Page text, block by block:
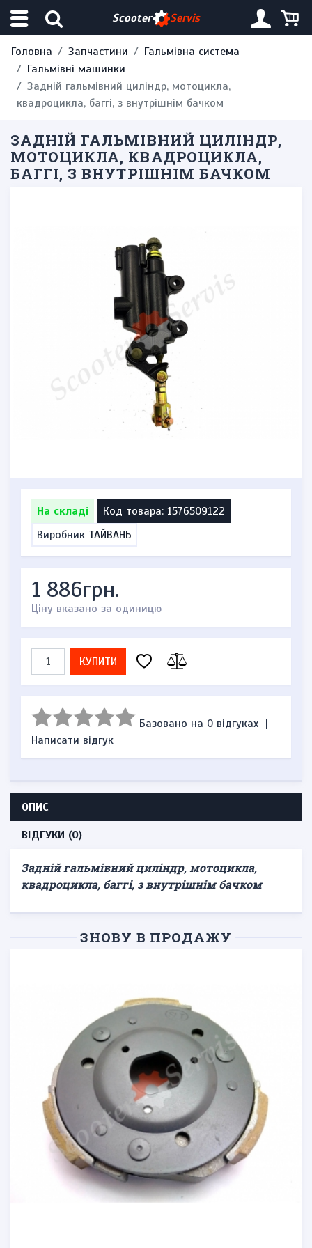
Scooter Servis
Головна Запчастини
Гальмівна система
Гальмівні машинки
Задній гальмівний циліндр, мотоцикла,
квадроцикла, баггі, з внутрішнім бачком
ЗАДНІЙ ГАЛЬМІВНИЙ ЦИЛІНДР,
МОТОЦИКЛА, КВАДРОЦИКЛА,
БАГГІ, З ВНУТРІШНІМ БАЧКОМ
На складі
Код товара: 1576509122
Виробник ТАЙВАНЬ
1 886грн.
Ціну вказано за одиницю
КУПИТИ
Базовано на 0 відгуках |
Написати відгук
ОПИС
ВІДГУКИ (0)
Задній гальмівний циліндр, мотоцикла,
квадроцикла, баггі, з внутрішнім бачком
ЗНОВУ В ПРОДАЖУ